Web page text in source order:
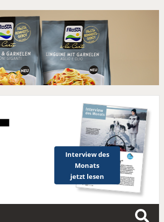
Interview des
Monats
jetzt lesen